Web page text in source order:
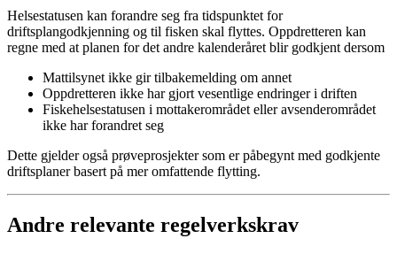
Helsestatusen kan forandre seg fra tidspunktet for
driftsplangodkjenning og til fisken skal flyttes. Oppdretteren kan
regne med at planen for det andre kalenderåret blir godkjent dersom
Mattilsynet ikke gir tilbakemelding om annet
Oppdretteren ikke har gjort vesentlige endringer i driften
Fiskehelsestatusen i mottakerområdet eller avsenderområdet
ikke har forandret seg
Dette gjelder også prøveprosjekter som er påbegynt med godkjente
driftsplaner basert på mer omfattende flytting.
Andre relevante regelverkskrav